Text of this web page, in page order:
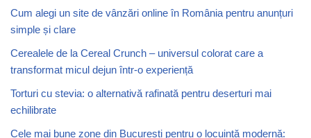
Cum alegi un site de vânzări online în România pentru anunțuri
simple și clare
Cerealele de la Cereal Crunch – universul colorat care a
transformat micul dejun într-o experiență
Torturi cu stevia: o alternativă rafinată pentru deserturi mai
echilibrate
Cele mai bune zone din București pentru o locuință modernă: